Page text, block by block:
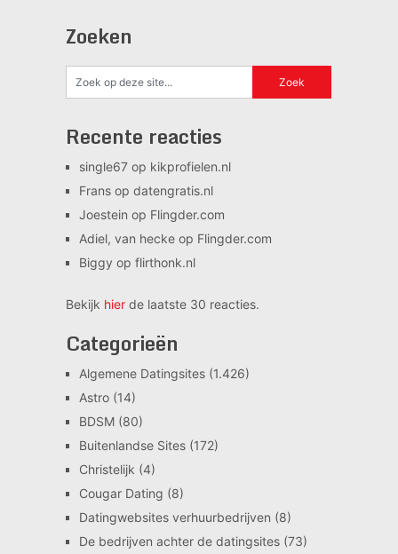
Zoeken
Recente reacties
single67op kikprofielen.nl
Fransop datengratis.nl
Joestein op Flingder.com
Adiel, van heckeop Flingder.com
Biggy op flirthonk.nl
Bekijk hierde laatste 30 reacties.
Categorieën
Algemene Datingsites(1.426)
Astro(14)
BDSM(80)
Buitenlandse Sites(172)
Christelijk (4)
Cougar Dating (8)
Datingwebsites verhuurbedrijven (8)
De bedrijven achter de datingsites(73)